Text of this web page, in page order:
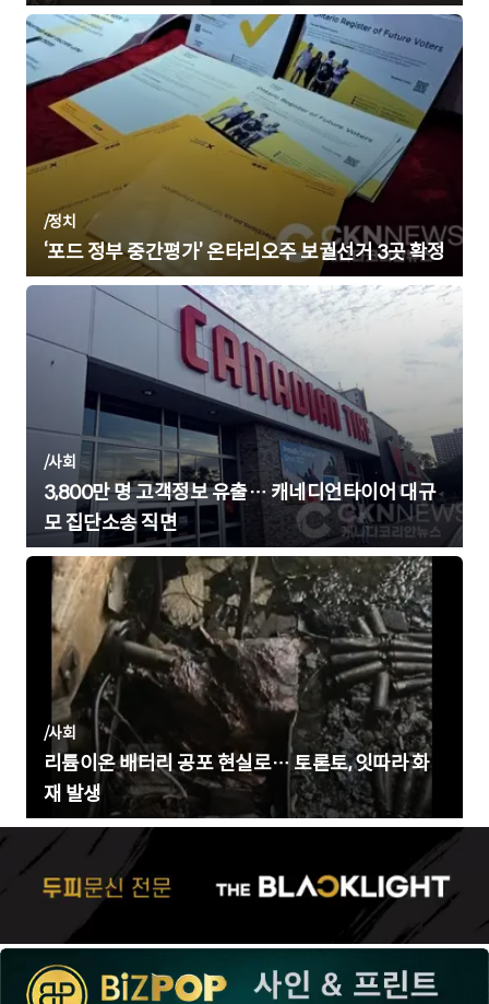
/정치
‘포드 정부 중간평가’ 온타리오주 보궐선거 3곳 확정
/사회
3,800만 명 고객정보 유출… 캐네디언타이어 대규
모 집단소송 직면
/사회
리튬이온 배터리 공포 현실로… 토론토, 잇따라 화
재 발생